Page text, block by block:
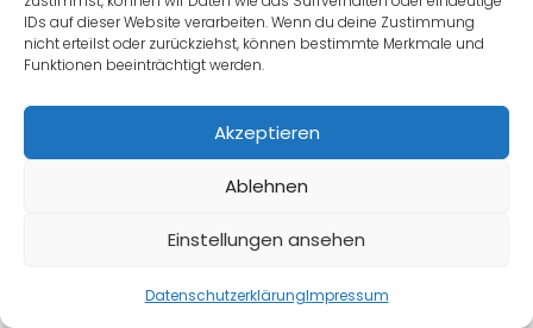
IDs auf dieser Website verarbeiten. Wenn du deine Zustimmung
nicht erteilst oder zurückziehst, können bestimmte Merkmale und
Funktionen beeinträchtigt werden.
Akzeptieren
Ablehnen
Einstellungen ansehen
DatenschutzerklärungImpressum
Zurück
Weiter